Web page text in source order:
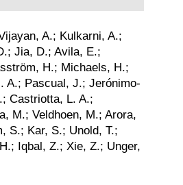
A.; Kulkarni, A.;
Jia, D.; Avila, E.;
H.; Michaels, H.;
A.; Pascual, J.; Jerónimo-
Castriotta, L. A.;
M.; Veldhoen, M.; Arora,
S.; Kar, S.; Unold, T.;
Iqbal, Z.; Xie, Z.; Unger,